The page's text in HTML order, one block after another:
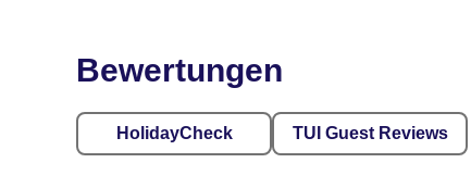
Bewertungen
HolidayCheck TUI Guest Reviews